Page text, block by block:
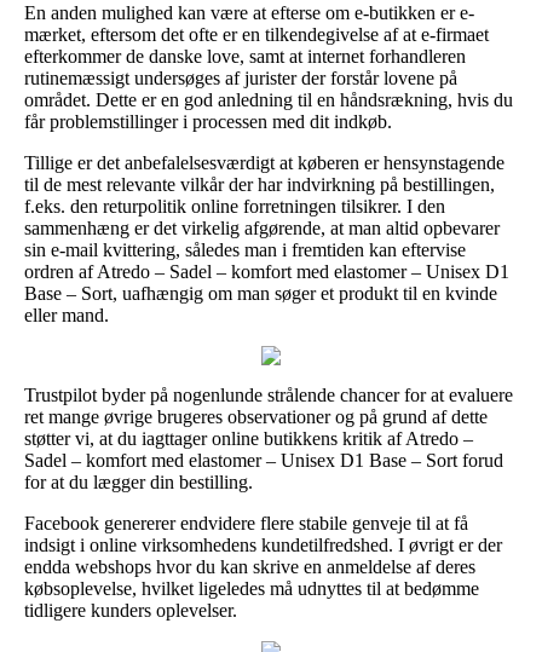
En anden mulighed kan være at efterse om e-butikken er e-
mærket, eftersom det ofte er en tilkendegivelse af at e-firmaet
efterkommer de danske love, samt at internet forhandleren
rutinemæssigt undersøges af jurister der forstår lovene på
området. Dette er en god anledning til en håndsrækning, hvis du
får problemstillinger i processen med dit indkøb.
Tillige er det anbefalelsesværdigt at køberen er hensynstagende
til de mest relevante vilkår der har indvirkning på bestillingen,
f.eks. den returpolitik online forretningen tilsikrer. I den
sammenhæng er det virkelig afgørende, at man altid opbevarer
sin e-mail kvittering, således man i fremtiden kan eftervise
ordren af Atredo – Sadel – komfort med elastomer – Unisex D1
Base – Sort, uafhængig om man søger et produkt til en kvinde
eller mand.
Trustpilot byder på nogenlunde strålende chancer for at evaluere
ret mange øvrige brugeres observationer og på grund af dette
støtter vi, at du iagttager online butikkens kritik af Atredo –
Sadel – komfort med elastomer – Unisex D1 Base – Sort forud
for at du lægger din bestilling.
Facebook genererer endvidere flere stabile genveje til at få
indsigt i online virksomhedens kundetilfredshed. I øvrigt er der
endda webshops hvor du kan skrive en anmeldelse af deres
købsoplevelse, hvilket ligeledes må udnyttes til at bedømme
tidligere kunders oplevelser.